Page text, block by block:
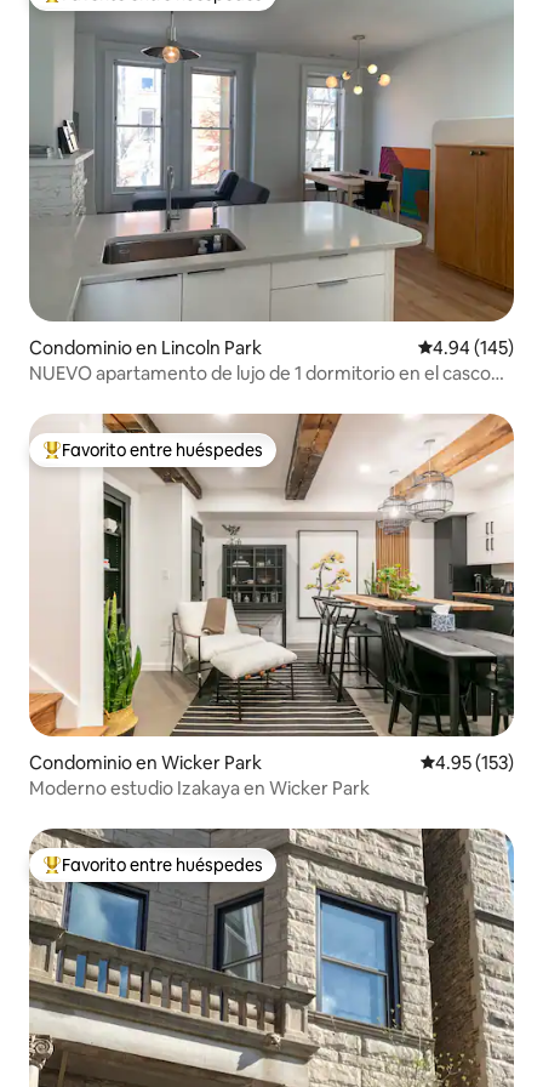
Condominio en Lincoln Park Calificación
4.94 (145)
NUEVO apartamento de lujo de 1 dormitorio en el casco
De los mejores en Favorito entre huéspedes
Favorito entre huéspedes
Condominio en Wicker Park Calificación
4.95 (153)
Moderno estudio Izakaya en Wicker Park
De los mejores en Favorito entre huéspedes
Favorito entre huéspedes